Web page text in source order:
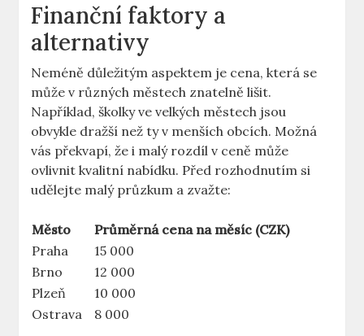
Finanční faktory a
alternativy
Neméně důležitým aspektem je cena, která se
může v různých městech znatelně lišit.
Například, školky ve velkých městech jsou
obvykle dražší než ty v menších obcích. Možná
vás překvapí, že i malý rozdíl v ceně může
ovlivnit kvalitní nabídku. Před rozhodnutím si
udělejte malý průzkum a zvažte:
Město
Průměrná cena na měsíc (CZK)
Praha
15 000
Brno
12 000
Plzeň
10 000
Ostrava
8 000